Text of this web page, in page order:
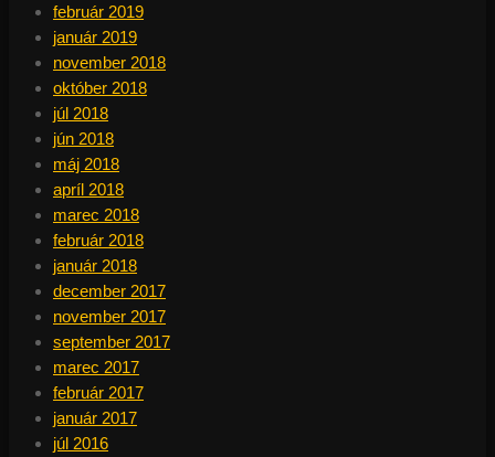
február 2019
január 2019
november 2018
október 2018
júl 2018
jún 2018
máj 2018
apríl 2018
marec 2018
február 2018
január 2018
december 2017
november 2017
september 2017
marec 2017
február 2017
január 2017
júl 2016